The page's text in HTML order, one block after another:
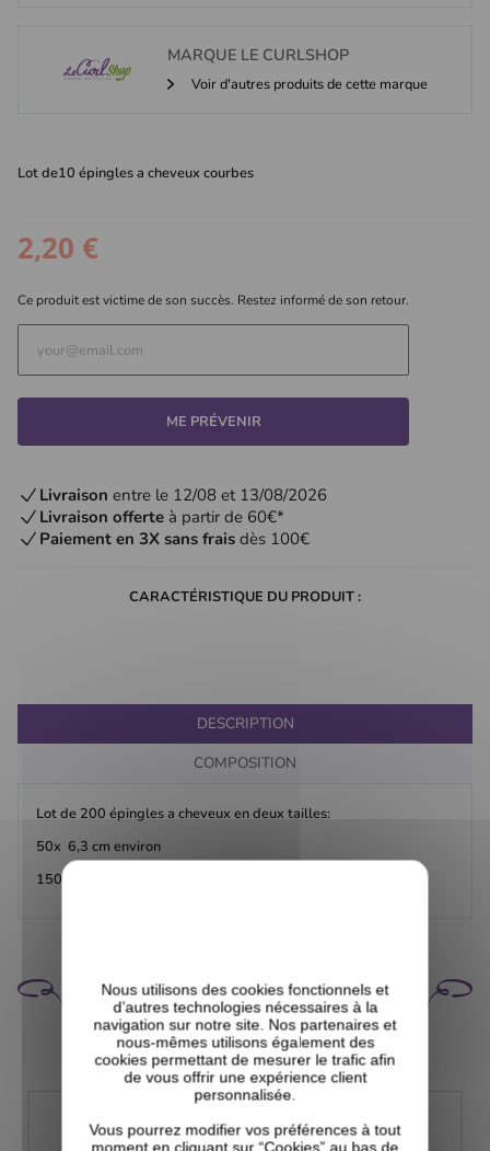
MARQUE LE CURLSHOP
Voir d'autres produits de cette marque
Lot de10 épingles a cheveux courbes
2,20 €
Ce produit est victime de son succès. Restez informé de son retour.
ME PRÉVENIR
Livraison entre le 12/08 et 13/08/2026
Livraison offerte à partir de 60€*
Paiement en 3X sans frais dès 100€
CARACTÉRISTIQUE DU PRODUIT :
DESCRIPTION
COMPOSITION
Lot de 200 épingles a cheveux en deux tailles:
50x 6,3 cm environ
150x 4,4cm environ
CELA POURRAIT VOUS
INTÉRESSER
Nous utilisons des cookies fonctionnels et
d’autres technologies nécessaires à la
navigation sur notre site. Nos partenaires et
nous-mêmes utilisons également des
cookies permettant de mesurer le trafic afin
de vous offrir une expérience client
personnalisée.
Vous pourrez modifier vos préférences à tout
moment en cliquant sur “Cookies” au bas de